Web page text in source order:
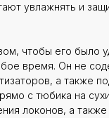
увлажнять и
чтобы его было
время. Он не
а также
с тюбика на
локонов, а